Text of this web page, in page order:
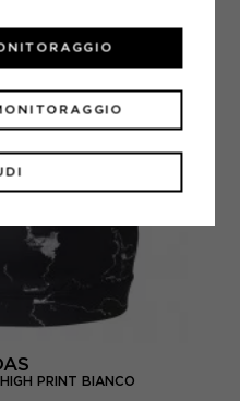
PRINT BIANCO